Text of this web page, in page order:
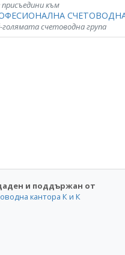
присъедини към
голямата счетоводна група
и поддържан от
кантора К и К